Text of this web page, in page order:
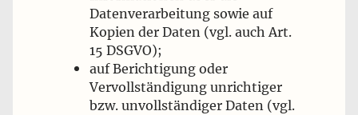
Datenverarbeitung sowie auf
Kopien der Daten (vgl. auch Art.
15 DSGVO);
auf Berichtigung oder
Vervollständigung unrichtiger
bzw. unvollständiger Daten (vgl.